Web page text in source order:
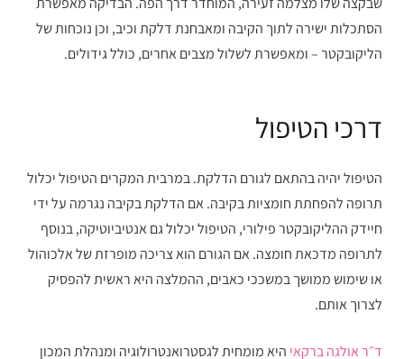
הסתכלות ישירה לתוך הקיבה ומאבחנת דלקת וכיב, וכן נוכחות של
הליקובקטר – ומאפשרת לשלול מצבים אחרים, כולל גידולים.
דרכי הטיפול
הטיפול יהיה בהתאם לגורם הדלקת. במרבית המקרים הטיפול יכלול
תרופה להפחתת חומציות בקיבה. אם הדלקת בקיבה נגרמה על ידי
חיידק ההליקובקטר פילורי, הטיפול יכלול גם אנטיביוטיקה, בנוסף
לתרופה מדכאת חומצה. אם הגורם הוא צריכה מופרזת של אלכוהול
או שימוש ממושך במשככי כאבים, ההמלצה היא ראשית להפסיק
לצרוך אותם.
ד״ר אולגה ברקאי היא מומחית לגסטרואנטרולוגיה ומנהלת המכון